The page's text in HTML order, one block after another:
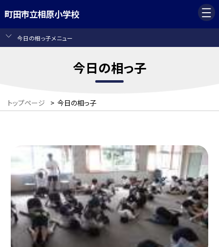
町田市立相原小学校
今日の相っ子メニュー
今日の相っ子
トップページ > 今日の相っ子